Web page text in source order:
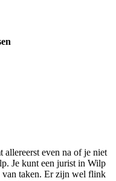
allereerst even na of je niet
Je kunt een jurist in Wilp
van taken. Er zijn wel flink